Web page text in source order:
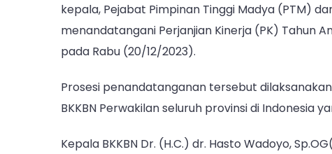
kepala, Pejabat Pimpinan Tinggi Madya (PTM)
menandatangani Perjanjian Kinerja (PK) Tahun
pada Rabu (20/12/2023).
Prosesi penandatanganan tersebut
BKKBN Perwakilan seluruh provinsi di Indonesia
Kepala BKKBN Dr. (H.C.) dr. Hasto Wadoyo,